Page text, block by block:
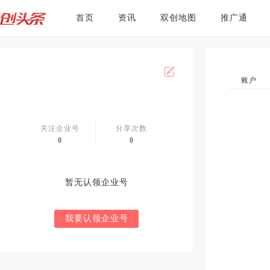
首页 资讯 双创地图 推广通
关注企业号
0
分享次数
0
暂无认领企业号
我要认领企业号
账户